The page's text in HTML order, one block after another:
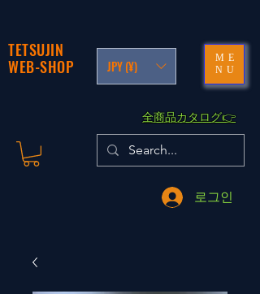
TETSUJIN
WEB-SHOP
JPY (¥)
ME
NU
​全商品カタログ👉
로그인